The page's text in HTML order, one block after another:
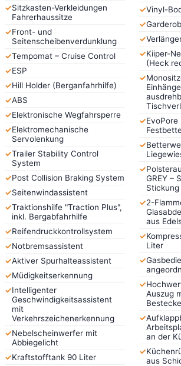
✓Sitzkasten-Verkleidungen
Fahrerhaussitze
✓Front- und
Seitenscheibenverdunklung
✓Tempomat – Cruise Control
✓ESP
✓Hill Holder (Berganfahrhilfe)
✓ABS
✓Elektronische Wegfahrsperre
✓Elektromechanische
Servolenkung
✓Trailer Stability Control
System
✓Post Collision Braking System
✓Seitenwindassistent
✓Traktionshilfe "Traction Plus",
inkl. Bergabfahrhilfe
✓Reifendruckkontrollsystem
✓Notbremsassistent
✓Aktiver Spurhalteassistent
✓Müdigkeitserkennung
✓Intelligenter
Geschwindigkeitsassistent
mit
Verkehrszeichenerkennung
✓Nebelscheinwerfer mit
Abbiegelicht
✓Kraftstofftank 90 Liter
✓Vinyl-
✓
✓
✓Kiiper-
(Heck
✓
✓
✓
✓
GREY –
Stickung
✓2-
aus
✓
Liter
✓
✓
Auszug
✓
an der
✓
aus